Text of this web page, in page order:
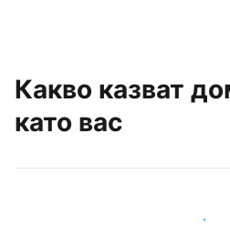
Какво казват
като вас